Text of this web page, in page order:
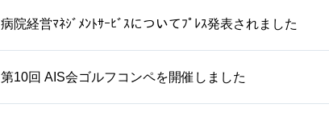
病院経営ﾏﾈｼﾞﾒﾝﾄｻｰﾋﾞｽについてﾌﾟﾚｽ発表されました
第10回 AIS会ゴルフコンペを開催しました